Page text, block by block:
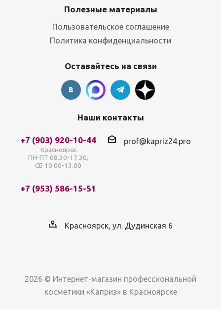
Полезные материалы
Пользовательское соглашение
Политика конфиденциальности
Оставайтесь на связи
Наши контакты
+7 (903) 920-10-44
Красноярск
ПН-ПТ 08.30-17.30,
СБ 10.00-13.00
+7 (953) 586-15-51
prof@kapriz24.pro
Красноярск, ул. Дудинская 6
2026 © Интернет-магазин профессиональной
косметики «Каприз» в Красноярске